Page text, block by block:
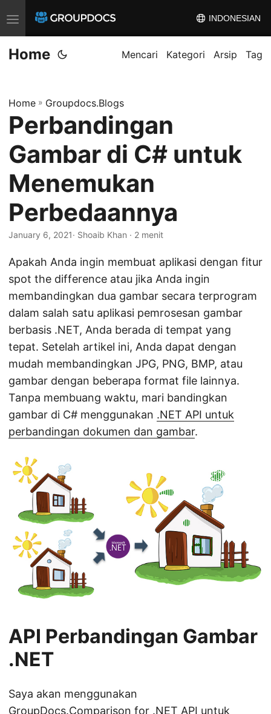
T
o
g
e
n
v
i
g
a
t
i
o
n
INDONESIAN
Home Mencari Kategori Arsip Tag
Home » Groupdocs.Blogs
Perbandingan
Gambar di C# untuk
Menemukan
Perbedaannya
January 6, 2021· Shoaib Khan · 2 menit
Apakah Anda ingin membuat aplikasi dengan fitur
spot the difference atau jika Anda ingin
membandingkan dua gambar secara terprogram
dalam salah satu aplikasi pemrosesan gambar
berbasis .NET, Anda berada di tempat yang
tepat. Setelah artikel ini, Anda dapat dengan
mudah membandingkan JPG, PNG, BMP, atau
gambar dengan beberapa format file lainnya.
Tanpa membuang waktu, mari bandingkan
gambar di C# menggunakan .NET API untuk
perbandingan dokumen dan gambar.
API Perbandingan Gambar
.NET
Saya akan menggunakan
GroupDocs.Comparison for .NET API untuk